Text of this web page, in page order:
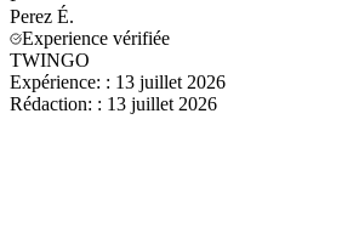
Perez É.
Experience vérifiée
TWINGO
Expérience: : 13 juillet 2026
Rédaction: : 13 juillet 2026